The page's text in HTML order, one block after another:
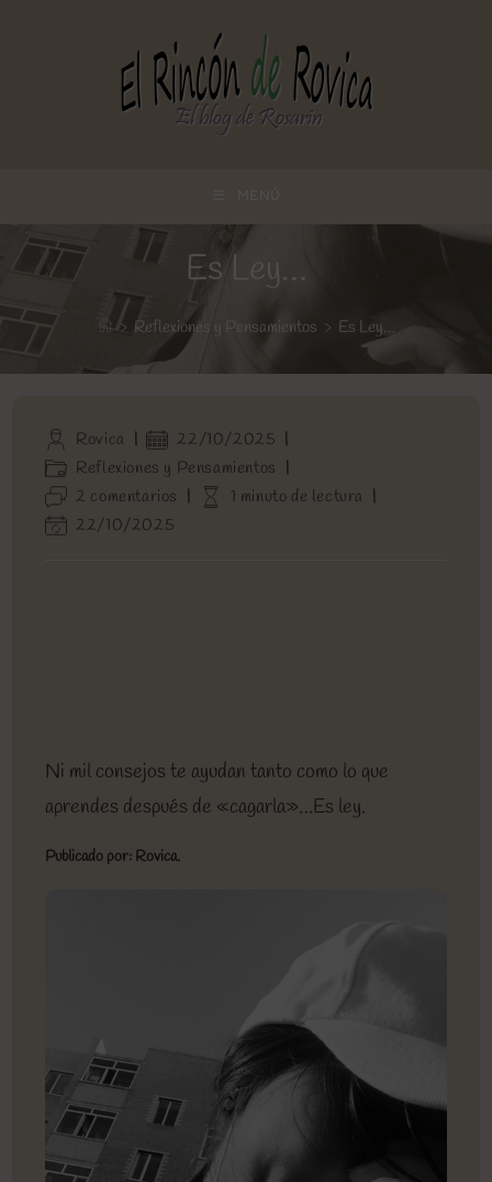
Es Ley…
> Reflexiones y Pensamientos > Es Ley…
Autor
de
la
entrada:
Rovica
Publicación
la
entrada:
22/10/2025
Categoría
de
la
entrada:
Reflexiones y Pensamientos
Comentarios
de
la
2 comentarios
Tiempo1 minuto de lectura
Última22/10/2025
Ni mil consejos te ayudan tanto como lo que
aprendes después de «cagarla»…Es ley.
Publicado por: Rovica.